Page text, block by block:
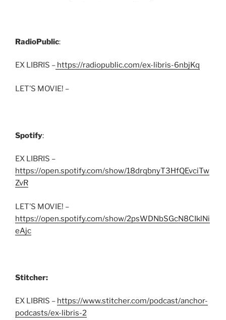
RadioPublic:
EX LIBRIS – https://radiopublic.com/ex-libris-6nbjKq
LET’S MOVIE! –
Spotify:
EX LIBRIS –
https://open.spotify.com/show/18drqbnyT3HfQEvciTw
ZvR
LET’S MOVIE! –
https://open.spotify.com/show/2psWDNbSGcN8CIklNi
eAjc
Stitcher:
EX LIBRIS – https://www.stitcher.com/podcast/anchor-
podcasts/ex-libris-2